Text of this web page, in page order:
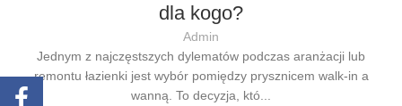
dla kogo?
Admin
Jednym z najczęstszych dylematów podczas aranżacji lub
remontu łazienki jest wybór pomiędzy prysznicem walk-in a
wanną. To decyzja, któ...